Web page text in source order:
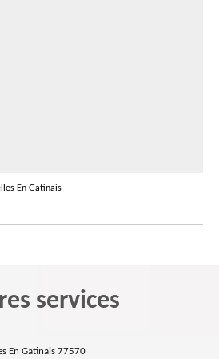
En Gatinais
services
En Gatinais 77570